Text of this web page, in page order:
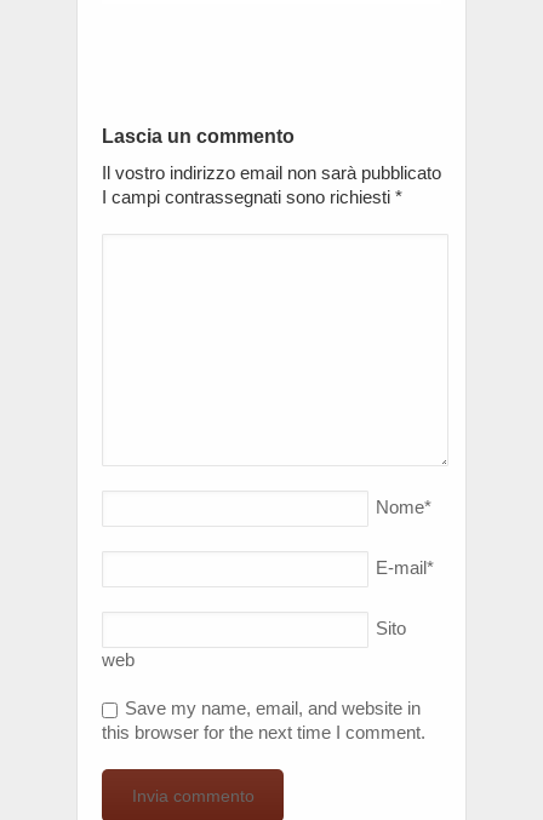
Lascia un commento
Il vostro indirizzo email non sarà pubblicato
I campi contrassegnati sono richiesti *
Nome*
E-mail*
Sito
web
Save my name, email, and website in
this browser for the next time I comment.